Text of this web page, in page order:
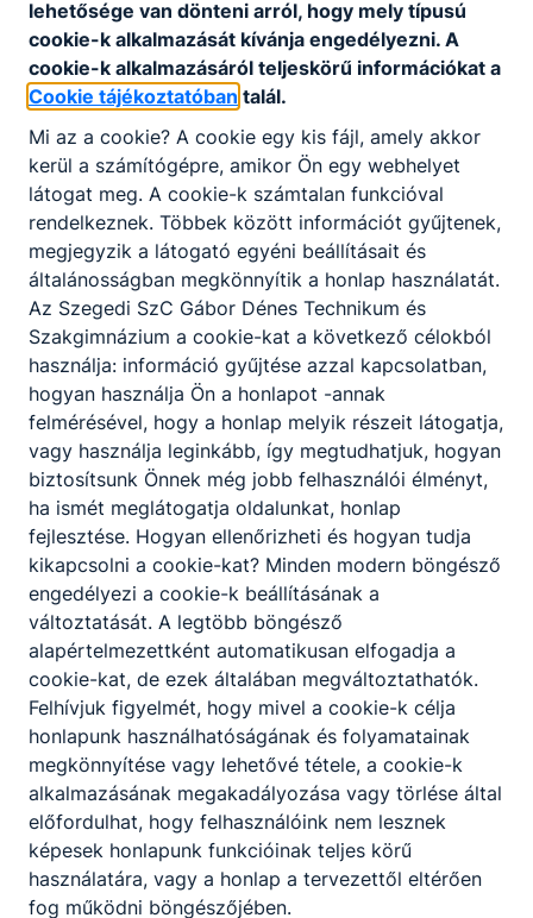
lehetősége van dönteni arról, hogy mely típusú
cookie-k alkalmazását kívánja engedélyezni. A
cookie-k alkalmazásáról teljeskörű információkat a
Cookie tájékoztatóban talál.
Mi az a cookie? A cookie egy kis fájl, amely akkor
kerül a számítógépre, amikor Ön egy webhelyet
látogat meg. A cookie-k számtalan funkcióval
rendelkeznek. Többek között információt gyűjtenek,
megjegyzik a látogató egyéni beállításait és
általánosságban megkönnyítik a honlap használatát.
Az Szegedi SzC Gábor Dénes Technikum és
Szakgimnázium a cookie-kat a következő célokból
használja: információ gyűjtése azzal kapcsolatban,
hogyan használja Ön a honlapot -annak
felmérésével, hogy a honlap melyik részeit látogatja,
vagy használja leginkább, így megtudhatjuk, hogyan
biztosítsunk Önnek még jobb felhasználói élményt,
ha ismét meglátogatja oldalunkat, honlap
fejlesztése. Hogyan ellenőrizheti és hogyan tudja
kikapcsolni a cookie-kat? Minden modern böngésző
engedélyezi a cookie-k beállításának a
változtatását. A legtöbb böngésző
alapértelmezettként automatikusan elfogadja a
cookie-kat, de ezek általában megváltoztathatók.
Felhívjuk figyelmét, hogy mivel a cookie-k célja
honlapunk használhatóságának és folyamatainak
megkönnyítése vagy lehetővé tétele, a cookie-k
alkalmazásának megakadályozása vagy törlése által
előfordulhat, hogy felhasználóink nem lesznek
képesek honlapunk funkcióinak teljes körű
használatára, vagy a honlap a tervezettől eltérően
fog működni böngészőjében.